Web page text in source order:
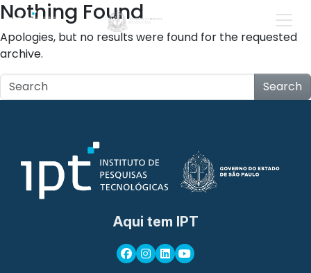
Nothing Found
Apologies, but no results were found for the requested
archive.
Search
Aqui tem IPT